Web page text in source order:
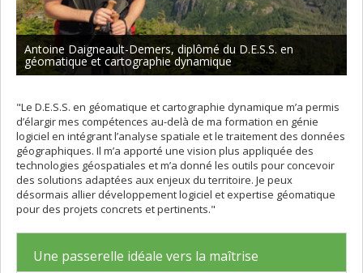
Antoine Daigneault-Demers, diplômé du D.E.S.S. en
géomatique et cartographie dynamique
"Le D.E.S.S. en géomatique et cartographie dynamique m’a permis
d’élargir mes compétences au-delà de ma formation en génie
logiciel en intégrant l’analyse spatiale et le traitement des données
géographiques. Il m’a apporté une vision plus appliquée des
technologies géospatiales et m’a donné les outils pour concevoir
des solutions adaptées aux enjeux du territoire. Je peux
désormais allier développement logiciel et expertise géomatique
pour des projets concrets et pertinents."
Une passerelle idéale vers la maîtrise